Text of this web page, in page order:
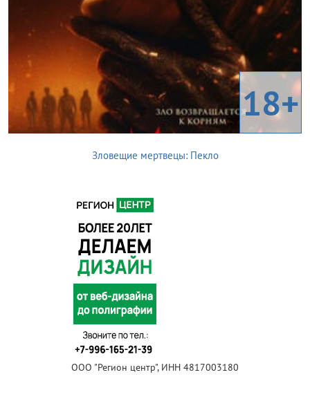
18+
Зловещие мертвецы: Пекло
ООО "Регион центр", ИНН 4817003180